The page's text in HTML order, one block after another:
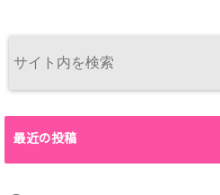
最近の投稿